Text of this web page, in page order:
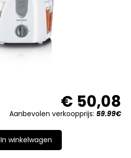
€ 50,08
Aanbevolen verkoopprijs: 59.99€
In winkelwagen